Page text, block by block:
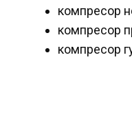
компресор
компресор
компресор